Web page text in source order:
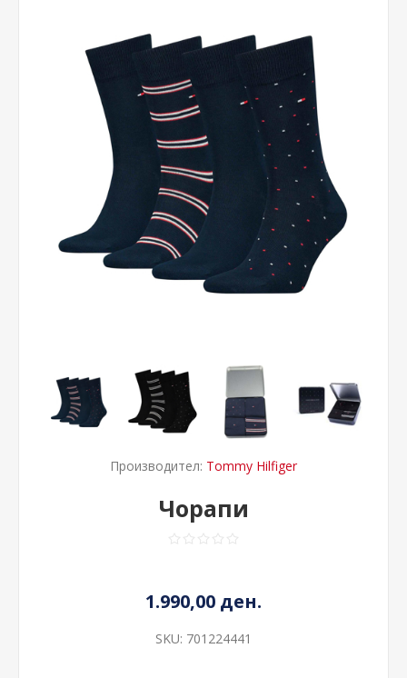
Производител: Tommy Hilfiger
Чорапи
1.990,00 ден.
SKU: 701224441